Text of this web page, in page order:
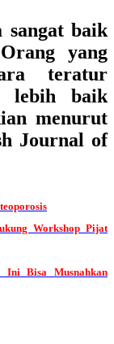
sangat baik
yang
teratur
lebih baik
menurut
Journal of
Workshop Pijat
Ini Bisa Musnahkan